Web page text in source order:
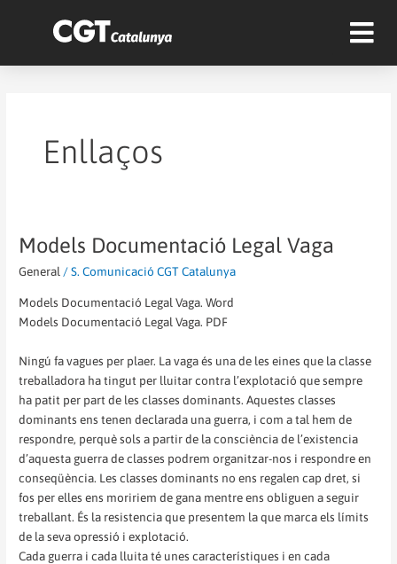
Enllaços
Models Documentació Legal Vaga
General /S. Comunicació CGT Catalunya
Models Documentació Legal Vaga. Word
Models Documentació Legal Vaga. PDF
Ningú fa vagues per plaer. La vaga és una de les eines que la classe
treballadora ha tingut per lluitar contra l’explotació que sempre
ha patit per part de les classes dominants. Aquestes classes
dominants ens tenen declarada una guerra, i com a tal hem de
respondre, perquè sols a partir de la consciència de l’existencia
d’aquesta guerra de classes podrem organitzar-nos i respondre en
conseqüència. Les classes dominants no ens regalen cap dret, si
fos per elles ens moririem de gana mentre ens obliguen a seguir
treballant. És la resistencia que presentem la que marca els límits
de la seva opressió i explotació.
Cada guerra i cada lluita té unes característiques i en cada
Models
Legal
Vaga